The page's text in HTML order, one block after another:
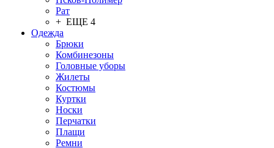
Рат
+ ЕЩЕ 4
Одежда
Брюки
Комбинезоны
Головные уборы
Жилеты
Костюмы
Куртки
Носки
Перчатки
Плащи
Ремни